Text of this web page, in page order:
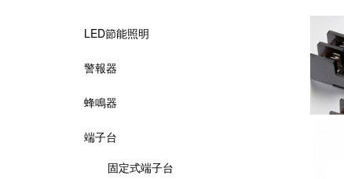
LED節能照明
警報器
蜂鳴器
端子台
固定式端子台